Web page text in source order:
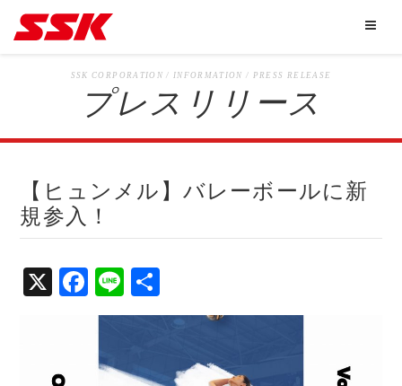
SSK CORPORATION / INFORMATION / PRESS RELEASE
プレスリリース
【ヒュンメル】バレーボールに新
規参入！
X
Fa
ce
ok
Li
ne 有